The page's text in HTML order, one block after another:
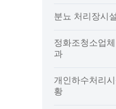
업무추진비(시장
인센티브 적립·사
행정재산 관리위
자주하는 질문
센터소개
위치안내
분뇨 처리장시
정화조청소업
과
개인하수처리
황